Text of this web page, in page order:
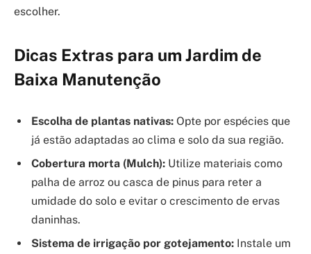
escolher.
Dicas Extras para um Jardim de
Baixa Manutenção
Escolha de plantas nativas: Opte por espécies que
já estão adaptadas ao clima e solo da sua região.
Cobertura morta (Mulch): Utilize materiais como
palha de arroz ou casca de pinus para reter a
umidade do solo e evitar o crescimento de ervas
daninhas.
Sistema de irrigação por gotejamento: Instale um